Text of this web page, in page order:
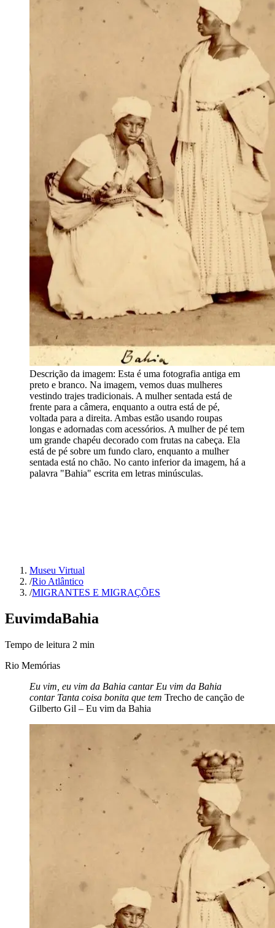
Descrição da imagem: Esta é uma fotografia antiga em
preto e branco. Na imagem, vemos duas mulheres
vestindo trajes tradicionais. A mulher sentada está de
frente para a câmera, enquanto a outra está de pé,
voltada para a direita. Ambas estão usando roupas
longas e adornadas com acessórios. A mulher de pé tem
um grande chapéu decorado com frutas na cabeça. Ela
está de pé sobre um fundo claro, enquanto a mulher
sentada está no chão. No canto inferior da imagem, há a
palavra "Bahia" escrita em letras minúsculas.
Museu Virtual
/Rio Atlântico
/MIGRANTES E MIGRAÇÕES
EuvimdaBahia
Tempo de leitura 2 min
Rio Memórias
Eu vim, eu vim da Bahia cantar Eu vim da Bahia
contar Tanta coisa bonita que tem Trecho de canção de
Gilberto Gil – Eu vim da Bahia